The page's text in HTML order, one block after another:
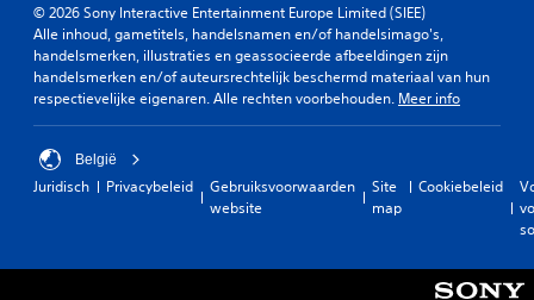
© 2026 Sony Interactive Entertainment Europe Limited (SIEE)
Alle inhoud, gametitels, handelsnamen en/of handelsimago's,
handelsmerken, illustraties en geassocieerde afbeeldingen zijn
handelsmerken en/of auteursrechtelijk beschermd materiaal van hun
respectievelijke eigenaren. Alle rechten voorbehouden. Meer info
België
Juridisch Privacybeleid
Gebruiksvoorwaarden
website
Site
map
Cookiebeleid